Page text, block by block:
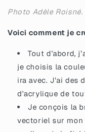
Photo Adèle Roisné.
Voici comment je
Tout d’abord,
je choisis la
ira avec. J'ai des
d'acrylique de
Je conçois la
vectoriel sur mon